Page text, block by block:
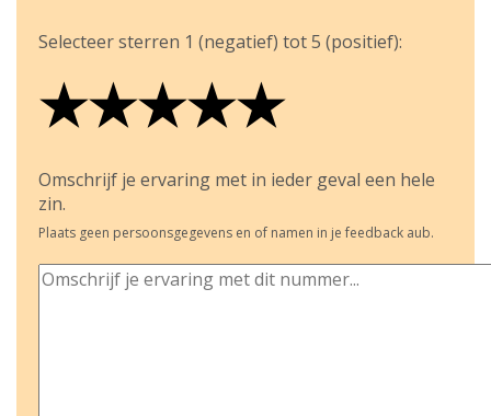
Selecteer sterren 1 (negatief) tot 5 (positief):
★
★★
★★★
★★★★
★★★★★
Omschrijf je ervaring met in ieder geval een hele
zin.
Plaats geen persoonsgegevens en of namen in je feedback aub.